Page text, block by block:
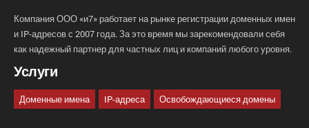
Компания ООО «и7» работает на рынке регистрации доменных имен
и IP-адресов с 2007 года. За это время мы зарекомендовали себя
как надежный партнер для частных лиц и компаний любого уровня.
Услуги
Доменные имена IP-адреса Освобождающиеся домены